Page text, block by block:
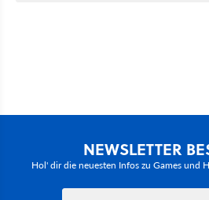
NEWSLETTER
Hol' dir die neuesten Infos zu Games und